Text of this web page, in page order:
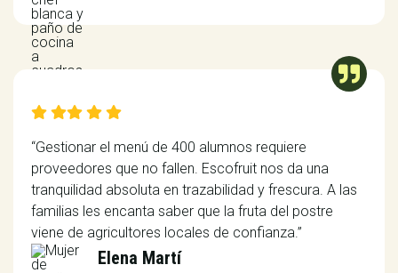

   
“Gestionar el menú de 400 alumnos requiere
proveedores que no fallen. Escofruit nos da una
tranquilidad absoluta en trazabilidad y frescura. A las
familias les encanta saber que la fruta del postre
viene de agricultores locales de confianza.”
Elena Martí